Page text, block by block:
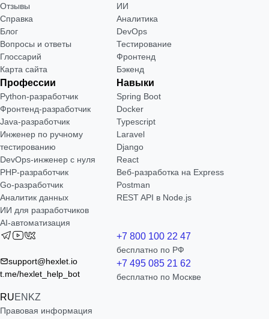
Отзывы
Справка
Блог
Вопросы и ответы
Глоссарий
Карта сайта
ИИ
Аналитика
DevOps
Тестирование
Фронтенд
Бэкенд
Профессии
Python-разработчик
Фронтенд-разработчик
Java-разработчик
Инженер по ручному
тестированию
DevOps-инженер с нуля
РНР-разработчик
Go-разработчик
Аналитик данных
ИИ для разработчиков
AI-автоматизация
Навыки
Spring Boot
Docker
Typescript
Laravel
Django
React
Веб-разработка на Express
Postman
REST API в Node.js
support@hexlet.io
t.me/hexlet_help_bot
RUEN KZ
+7 800 100 22 47
бесплатно по РФ
+7 495 085 21 62
бесплатно по Москве
Правовая информация